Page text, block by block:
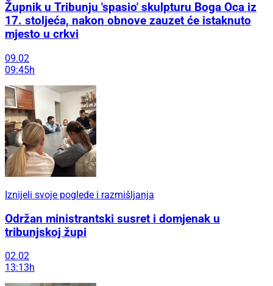
Župnik u Tribunju 'spasio' skulpturu Boga Oca iz
17. stoljeća, nakon obnove zauzet će istaknuto
mjesto u crkvi
09.02
09:45h
Iznijeli svoje poglede i razmišljanja
Održan ministrantski susret i domjenak u
tribunjskoj župi
02.02
13:13h